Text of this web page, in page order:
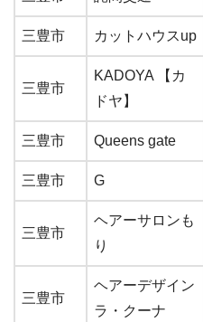
三豊市 カットハウスup
三豊市
KADOYA 【カ
ドヤ】
三豊市 Queens gate
三豊市 G
三豊市
ヘアーサロンも
り
三豊市
ヘアーデザイン
ラ・クーナ